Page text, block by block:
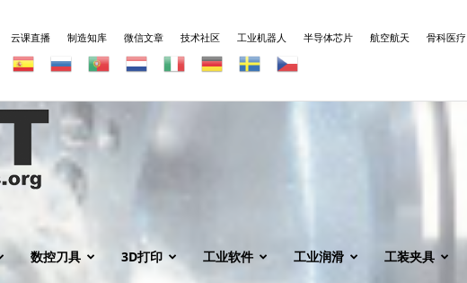
云课直播 制造知库 微信文章 技术社区 工业机器人 半导体芯片 航空航天 骨科医疗
机
数控刀具 3D打印 工业软件 工业润滑 工装夹具